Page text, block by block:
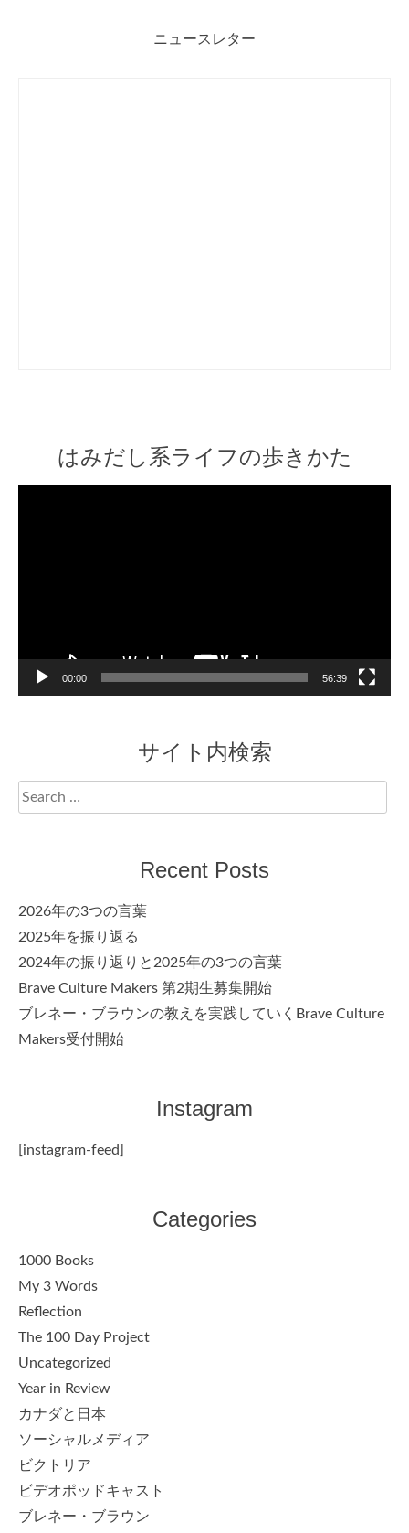
ニュースレター
はみだし系ライフの歩きかた
00:00 56:39
サイト内検索
Search
for:
Recent Posts
2026年の3つの言葉
2025年を振り返る
2024年の振り返りと2025年の3つの言葉
Brave Culture Makers 第2期生募集開始
ブレネー・ブラウンの教えを実践していくBrave Culture
Makers受付開始
Instagram
[instagram-feed]
Categories
1000 Books
My 3 Words
Reflection
The 100 Day Project
Uncategorized
Year in Review
カナダと日本
ソーシャルメディア
ビクトリア
ビデオポッドキャスト
ブレネー・ブラウン